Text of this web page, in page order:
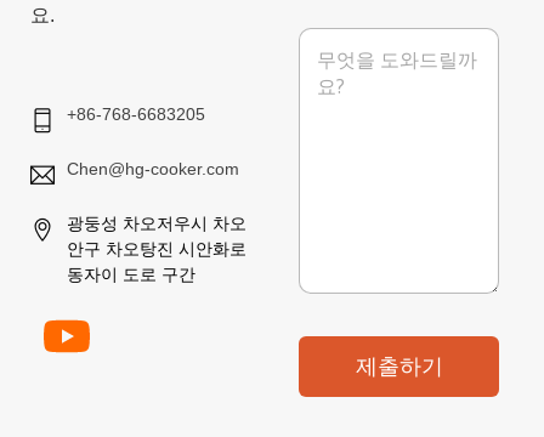
요.
+86-768-6683205
Chen@hg-cooker.com
광둥성 차오저우시 차오
안구 차오탕진 시안화로
동자이 도로 구간
메
제출하기